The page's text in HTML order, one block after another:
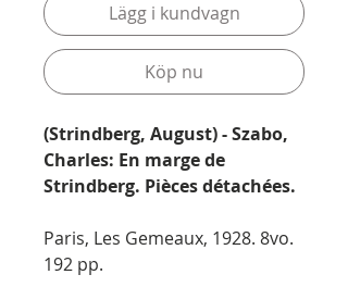
Lägg i kundvagn
Köp nu
(Strindberg, August) - Szabo,
Charles: En marge de
Strindberg. Pièces détachées.
Paris, Les Gemeaux, 1928. 8vo.
192 pp.